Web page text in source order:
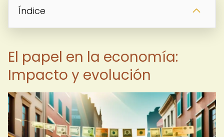
Índice
El papel en la economía:
Impacto y evolución